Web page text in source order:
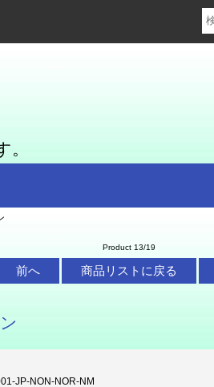
Product 13/19
前へ 商品リストに戻る
JP-NON-NOR-NM